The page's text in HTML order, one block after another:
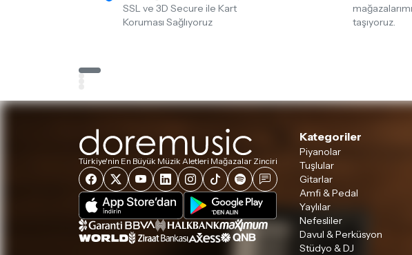
SSL ve 3D Secure ile Kart
Koruması Sağlıyoruz
taşıyoruz.
Türkiye'nin En Büyük Müzik Aletleri Mağazalar Zinciri
Kategoriler
Piyanolar
Tuşlular
Gitarlar
Amfi & Pedal
Yaylılar
Nefesliler
Davul & Perküsyon
Stüdyo & DJ